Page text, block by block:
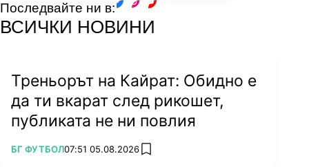
Последвайте ни в:
ВСИЧКИ НОВИНИ
Треньорът на Кайрат: Обидно е
да ти вкарат след рикошет,
публиката не ни повлия
ПОВЕЧЕ ОТ
БГ ФУТБОЛ07:51 05.08.2026 add favorites